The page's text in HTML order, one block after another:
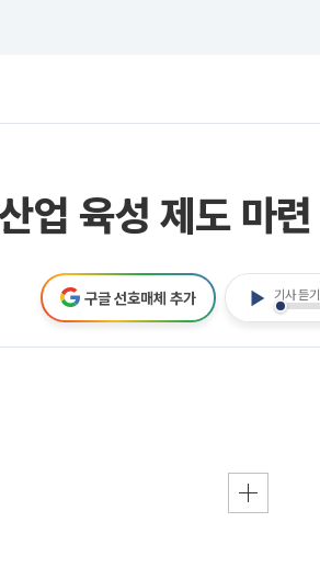
업 육성 제도 마련
기사 듣기
구글 선호매체 추가